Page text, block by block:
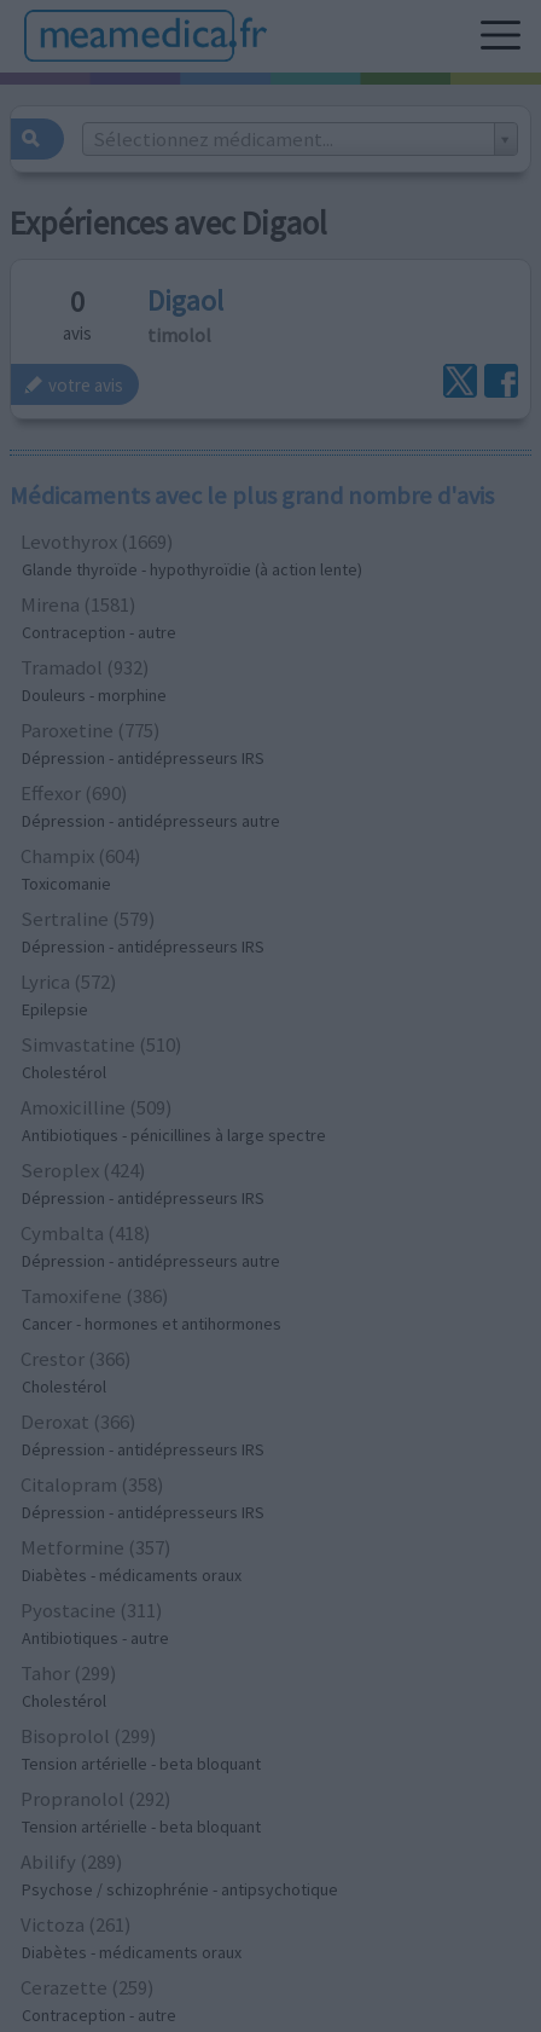
Sélectionnez médicament...
Expériences avec Digaol
0
avis
Digaol
timolol
votre avis
Médicaments avec le plus grand nombre d'avis
Levothyrox (1669)
Glande thyroïde - hypothyroïdie (à action lente)
Mirena (1581)
Contraception - autre
Tramadol (932)
Douleurs - morphine
Paroxetine (775)
Dépression - antidépresseurs IRS
Effexor (690)
Dépression - antidépresseurs autre
Champix (604)
Toxicomanie
Sertraline (579)
Dépression - antidépresseurs IRS
Lyrica (572)
Epilepsie
Simvastatine (510)
Cholestérol
Amoxicilline (509)
Antibiotiques - pénicillines à large spectre
Seroplex (424)
Dépression - antidépresseurs IRS
Cymbalta (418)
Dépression - antidépresseurs autre
Tamoxifene (386)
Cancer - hormones et antihormones
Crestor (366)
Cholestérol
Deroxat (366)
Dépression - antidépresseurs IRS
Citalopram (358)
Dépression - antidépresseurs IRS
Metformine (357)
Diabètes - médicaments oraux
Pyostacine (311)
Antibiotiques - autre
Tahor (299)
Cholestérol
Bisoprolol (299)
Tension artérielle - beta bloquant
Propranolol (292)
Tension artérielle - beta bloquant
Abilify (289)
Psychose / schizophrénie - antipsychotique
Victoza (261)
Diabètes - médicaments oraux
Cerazette (259)
Contraception - autre